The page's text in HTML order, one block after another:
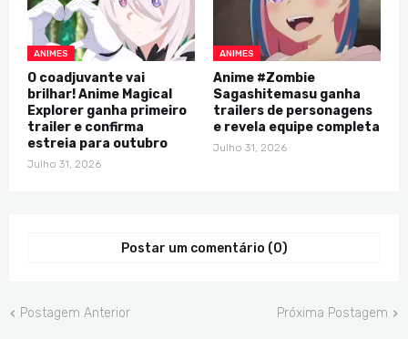
ANIMES
O coadjuvante vai
brilhar! Anime Magical
Explorer ganha primeiro
trailer e confirma
estreia para outubro
Julho 31, 2026
ANIMES
Anime #Zombie
Sagashitemasu ganha
trailers de personagens
e revela equipe completa
Julho 31, 2026
Postar um comentário (0)
Postagem Anterior Próxima Postagem